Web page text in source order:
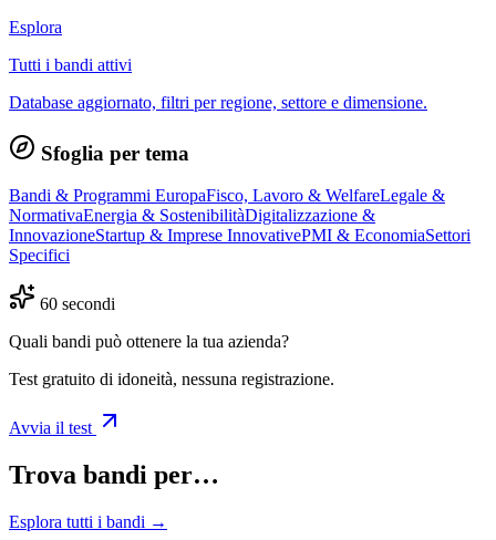
Esplora
Tutti i bandi attivi
Database aggiornato, filtri per regione, settore e dimensione.
Sfoglia per tema
Bandi & Programmi EuropaFisco, Lavoro & WelfareLegale &
NormativaEnergia & SostenibilitàDigitalizzazione &
InnovazioneStartup & Imprese InnovativePMI & EconomiaSettori
Specifici
60 secondi
Quali bandi può ottenere la tua azienda?
Test gratuito di idoneità, nessuna registrazione.
Avvia il test
Trova bandi per…
Esplora tutti i bandi →